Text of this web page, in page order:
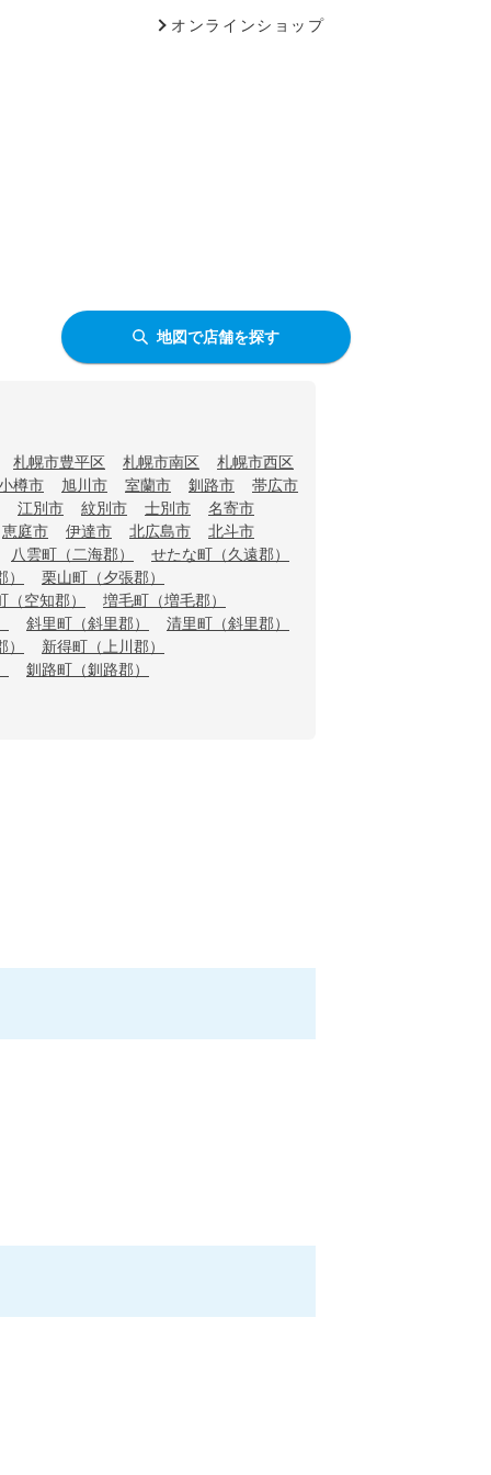
オンラインショップ
地図で店舗を探す
札幌市豊平区 札幌市南区
札幌市西区
樽市
旭川市 室蘭市 釧路市
帯広市
江別市
紋別市 士別市
名寄市
恵庭市
伊達市 北広島市
北斗市
八雲町（二海郡）
せたな町（久遠郡）
栗山町（夕張郡）
（空知郡）
増毛町（増毛郡）
斜里町（斜里郡）
清里町（斜里郡）
新得町（上川郡）
釧路町（釧路郡）